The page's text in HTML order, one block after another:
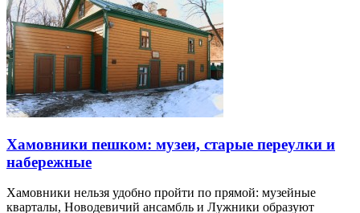
Хамовники пешком: музеи, старые переулки и
набережные
Хамовники нельзя удобно пройти по прямой: музейные
кварталы, Новодевичий ансамбль и Лужники образуют